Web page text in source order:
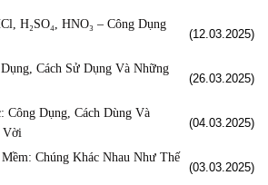
H₂SO₄, HNO₃ – Công Dụng
(12.03.2025)
Cách Sử Dụng Và Những
(26.03.2025)
Công Dụng, Cách Dùng Và
Vời
(04.03.2025)
Chúng Khác Nhau Như Thế
(03.03.2025)